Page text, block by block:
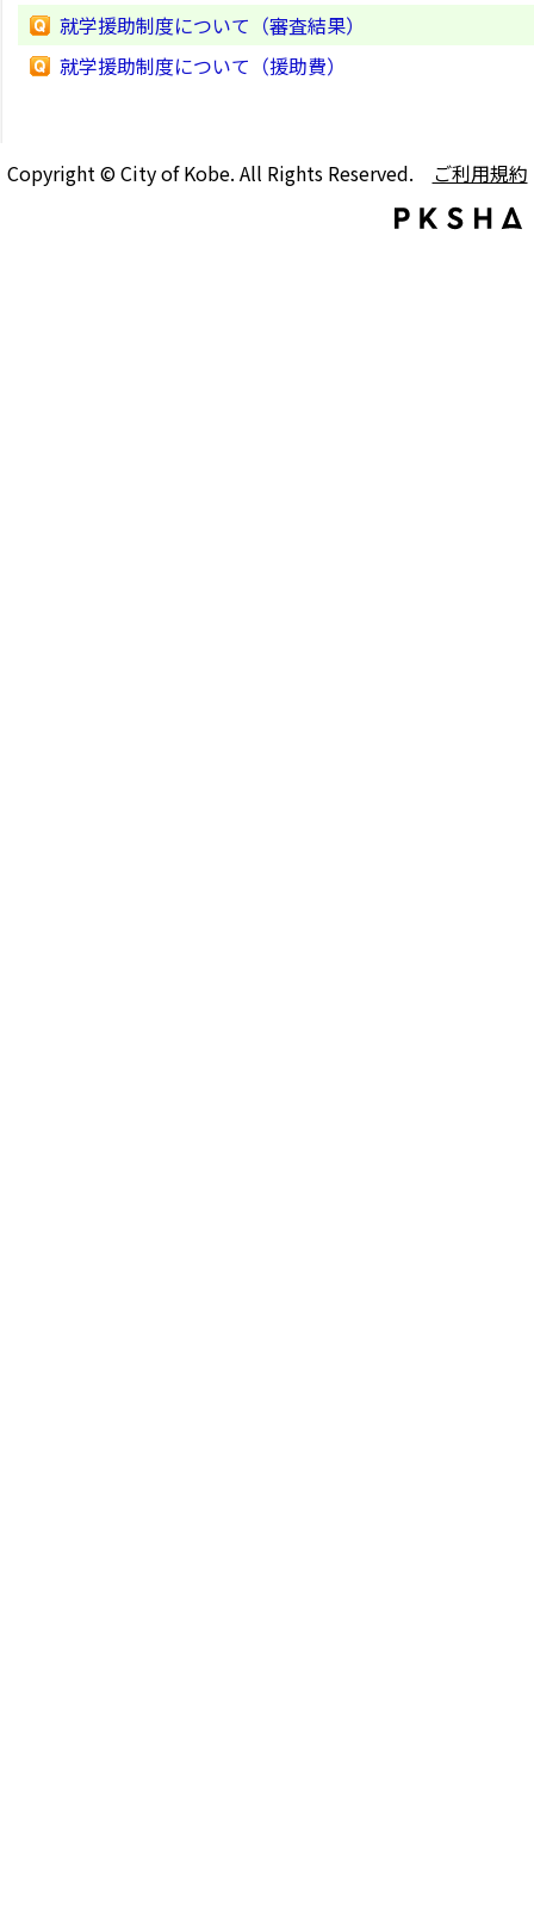
就学援助制度について（審査結果）
就学援助制度について（援助費）
Copyright © City of Kobe. All Rights Reserved. ご利用規約